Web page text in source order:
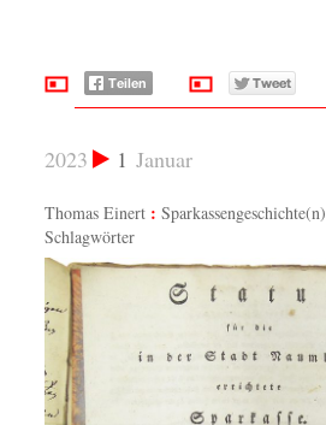
1 Januar
2023
Thomas Einert Sparkassengeschichte(n)
Schlagwörter